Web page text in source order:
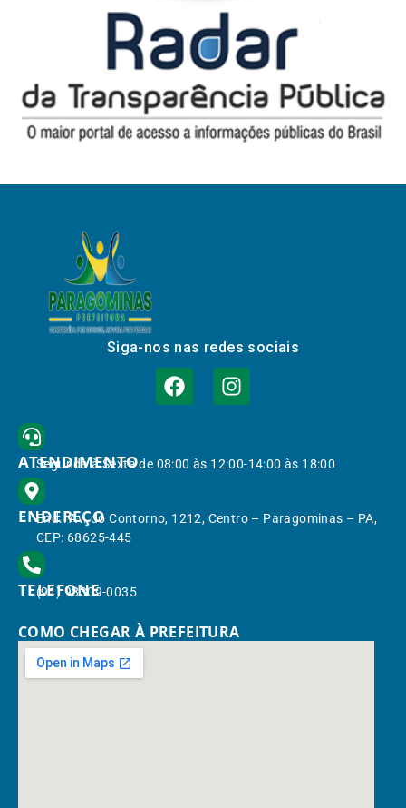
Siga-nos nas redes sociais
ATENDIMENTO
Segunda à Sexta de 08:00 às 12:00-14:00 às 18:00
ENDEREÇO
End.: Av. do Contorno, 1212, Centro – Paragominas – PA,
CEP: 68625-445
TELEFONE
(91) 98309-0035
COMO CHEGAR À PREFEITURA